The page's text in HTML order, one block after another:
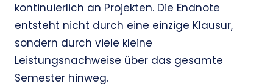
kontinuierlich an Projekten. Die Endnote
entsteht nicht durch eine einzige Klausur,
sondern durch viele kleine
Leistungsnachweise über das gesamte
Semester hinweg.